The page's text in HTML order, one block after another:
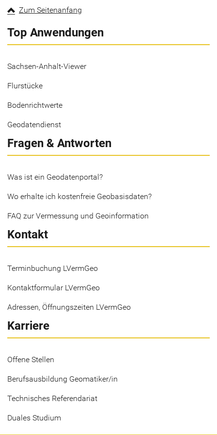
Zum Seitenanfang
Top Anwendungen
Sachsen-Anhalt-Viewer
Flurstücke
Bodenrichtwerte
Geodatendienst
Fragen & Antworten
Was ist ein Geodatenportal?
Wo erhalte ich kostenfreie Geobasisdaten?
FAQ zur Vermessung und Geoinformation
Kontakt
Terminbuchung LVermGeo
Kontaktformular LVermGeo
Adressen, Öffnungszeiten LVermGeo
Karriere
Offene Stellen
Berufsausbildung Geomatiker/in
Technisches Referendariat
Duales Studium